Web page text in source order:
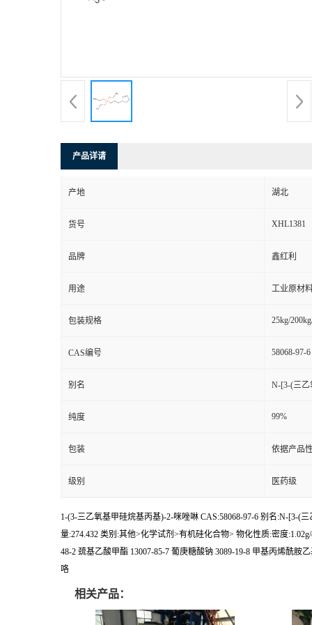
产品详请
产地 湖北
货号 XHL1381
品牌 鑫红利
用途 工业原材
包装规格 25kg/
CAS编号 58068-97-6
别名 N-[3-(三乙
纯度 99%
包装 依据产品
级别 医药级
1-(3-三乙氧基甲硅烷基丙基)-2-咪唑啉 CAS:58068-97-6 别名:N-[3-(
量:274.432 类别:其他>化学试剂>有机硅化合物> 物化性质:密度
48-2 巯基乙酸甲酯 13007-85-7 葡庚糖酸钠 3089-19-8 甲基丙烯酰胺
咯
相关产品：